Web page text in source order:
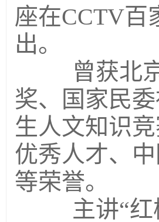
座在CCTV百
出。
曾获北京
奖、国家民
生人文知识
优秀人才、
等荣誉。
主讲“红